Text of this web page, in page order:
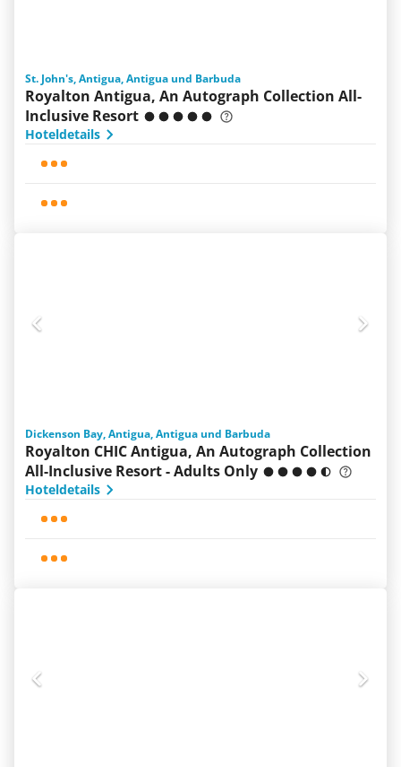
St. John's, Antigua, Antigua und Barbuda
Royalton Antigua, An Autograph Collection All-
Inclusive Resort
Hoteldetails
Dickenson Bay, Antigua, Antigua und Barbuda
Royalton CHIC Antigua, An Autograph Collection
All-Inclusive Resort - Adults Only
Hoteldetails